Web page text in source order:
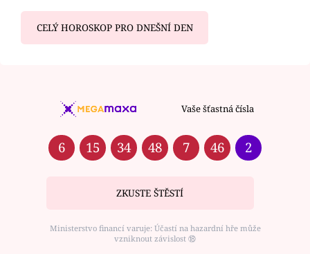
CELÝ HOROSKOP PRO DNEŠNÍ DEN
Vaše šťastná čísla
6 15 34 48 7 46 2
ZKUSTE ŠTĚSTÍ
Ministerstvo financí varuje: Účastí na hazardní hře může
vzniknout závislost ⑱